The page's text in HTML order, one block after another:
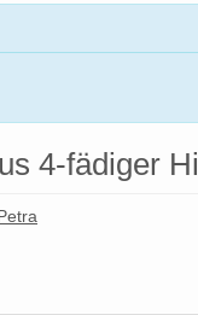
4-fädiger